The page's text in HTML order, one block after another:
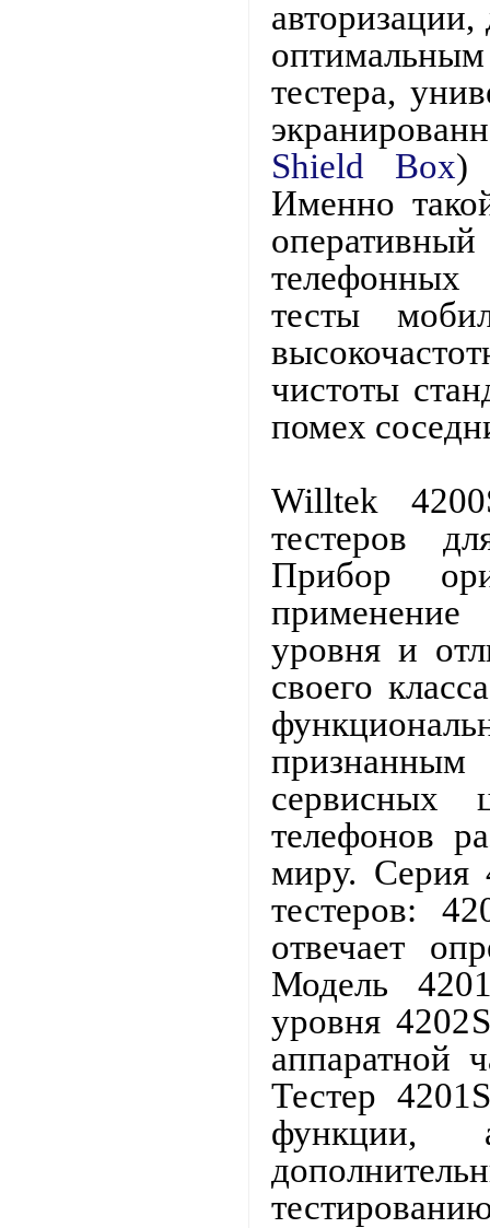
тестера,
Shield
Box)
Именно
телефонных
тесты
чистоты
помех
Willtek
тестеров
Прибор
уровня и
своего
признанным
сервисных
телефонов
миру. Серия
тестеров:
отвечает
Модель
уровня
аппаратной
Тестер
функции,